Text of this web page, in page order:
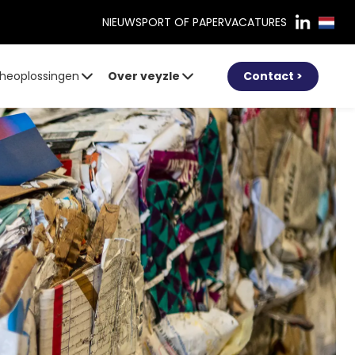
NIEUWSPORT OF PAPERVACATURES
Over veyzle Contact >